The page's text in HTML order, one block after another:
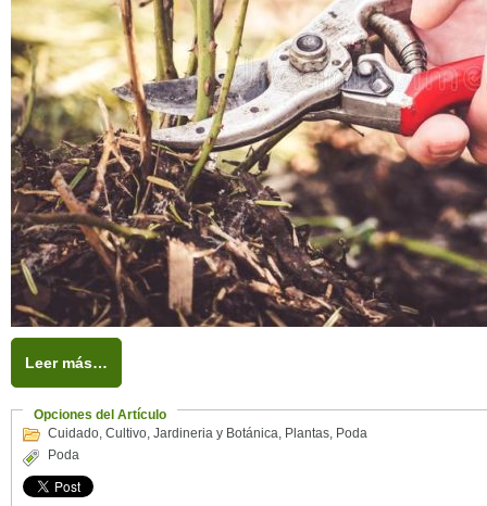
Leer más…
Opciones del Artículo
Cuidado, Cultivo, Jardineria y Botánica, Plantas, Poda
Poda